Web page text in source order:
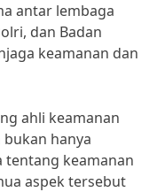
antar lembaga
dan Badan
keamanan dan
ahli keamanan
bukan hanya
keamanan
aspek tersebut